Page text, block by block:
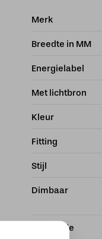
Merk
Breedte in MM
Energielabel
Met lichtbron
Kleur
Fitting
Stijl
Dimbaar
IP Waarde